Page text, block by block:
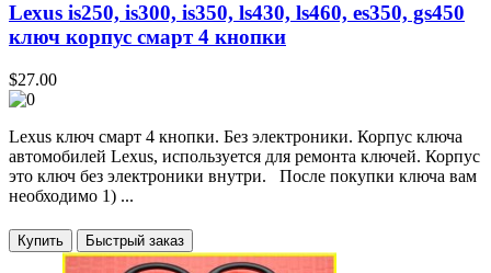
Lexus is250, is300, is350, ls430, ls460, es350, gs450
ключ корпус смарт 4 кнопки
$27.00
Lexus ключ смарт 4 кнопки. Без электроники. Корпус ключа
автомобилей Lexus, используется для ремонта ключей. Корпус
это ключ без электроники внутри. После покупки ключа вам
необходимо 1) ...
Купить